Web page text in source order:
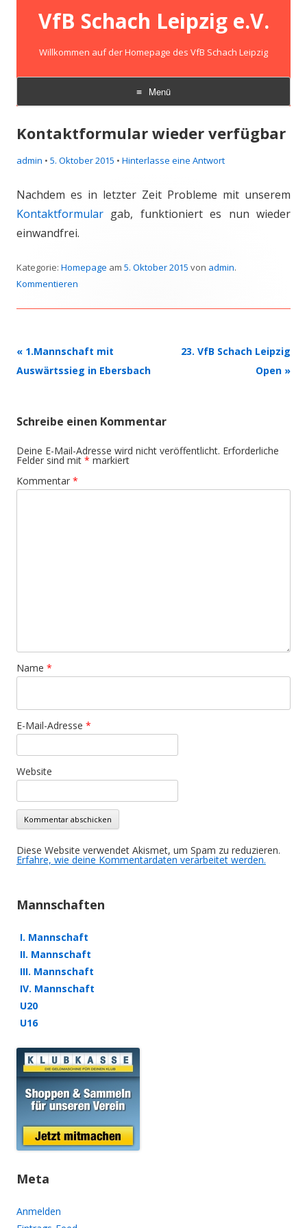
VfB Schach Leipzig e.V.
Willkommen auf der Homepage des VfB Schach Leipzig
Menü
Zum
springen
Kontaktformular wieder verfügbar
admin • 5. Oktober 2015 • Hinterlasse eine Antwort
Nachdem es in letzter Zeit Probleme mit unserem
Kontaktformular gab, funktioniert es nun wieder
einwandfrei.
Kategorie: Homepage am 5. Oktober 2015 von admin.
Kommentieren
Beitrags-
Navigation
« 1.Mannschaft mit
Auswärtssieg in Ebersbach
23. VfB Schach Leipzig
Open »
Schreibe einen Kommentar
Deine E-Mail-Adresse wird nicht veröffentlicht. Erforderliche
Felder sind mit * markiert
Kommentar *
Name *
E-Mail-Adresse *
Website
Diese Website verwendet Akismet, um Spam zu reduzieren.
Erfahre, wie deine Kommentardaten verarbeitet werden.
Mannschaften
I. Mannschaft
II. Mannschaft
III. Mannschaft
IV. Mannschaft
U20
U16
Meta
Anmelden